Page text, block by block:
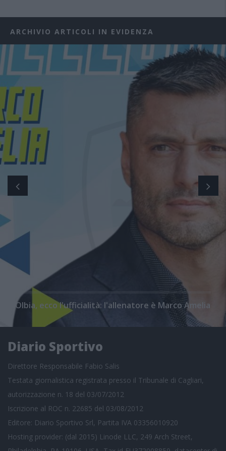
ARCHIVIO ARTICOLI IN EVIDENZA
Olbia, ecco l'ufficialità: l'allenatore è Marco Amelia
Diario Sportivo
Direttore Responsabile Fabio Salis
Testata giornalistica registrata presso il Tribunale di Cagliari,
autorizzazione n. 18 del 03/07/2012
Iscrizione al ROC n. 22685 del 03/08/2012
Editore: Diario Sportivo Srl, Partita IVA 03356010920
Hosting provider: (dal 2015) Linode LLC, 249 Arch Street,